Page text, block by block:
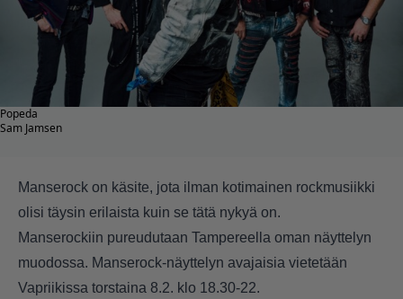
Popeda
Sam Jamsen
Manserock on käsite, jota ilman kotimainen rockmusiikki
olisi täysin erilaista kuin se tätä nykyä on.
Manserockiin pureudutaan Tampereella oman näyttelyn
muodossa. Manserock-näyttelyn avajaisia vietetään
Vapriikissa torstaina 8.2. klo 18.30-22.